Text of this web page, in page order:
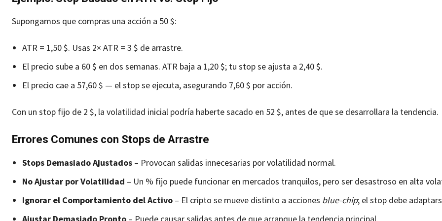
Supongamos que compras una acción a 50 $:
ATR = 1,50 $. Usas 2× ATR = 3 $ de arrastre.
El precio sube a 60 $ en dos semanas. ATR baja a 1,20 $; tu stop se ajusta a 2,40 $.
El precio cae a 57,60 $ — el stop se ejecuta, asegurando 7,60 $ por acción.
Con un stop fijo de 2 $, la volatilidad inicial podría haberte sacado en 52 $, antes de que se desarrollara la tendencia.
Errores Comunes con Stops de Arrastre
Stops Demasiado Ajustados – Provocan salidas innecesarias por volatilidad normal.
No Ajustar por Volatilidad – Un % fijo puede funcionar en mercados tranquilos, pero ser desastroso en alta
Ignorar el Comportamiento del Activo – El cripto se mueve distinto a acciones blue-chip; el stop debe